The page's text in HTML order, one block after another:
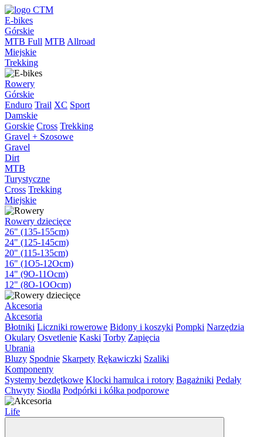
E-bikes
Górskie
MTB Full MTB Allroad
Miejskie
Trekking
Rowery
Górskie
Enduro Trail XC Sport
Damskie
Gorskie Cross Trekking
Gravel + Szosowe
Gravel
Dirt
MTB
Turystyczne
Cross Trekking
Miejskie
Rowery dziecięce
26" (135-155cm)
24" (125-145cm)
20" (115-135cm)
16" (1O5-12Ocm)
14" (9O-11Ocm)
12" (8O-1OOcm)
Akcesoria
Akcesoria
Błotniki Liczniki rowerowe Bidony i koszyki Pompki Narzędzia
Okulary Osvetlenie Kaski Torby Zapięcia
Ubrania
Bluzy Spodnie Skarpety Rękawiczki Szaliki
Komponenty
Systemy bezdętkowe Klocki hamulca i rotory Bagażniki Pedały
Chwyty Siodła Podpórki i kółka podporowe
Life